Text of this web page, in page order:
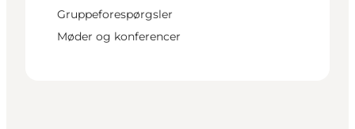
Gruppeforespørgsler
Møder og konferencer